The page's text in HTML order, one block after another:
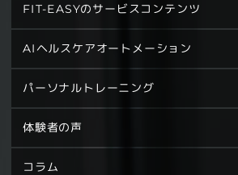
FIT-EASYのサービスコンテンツ
AIヘルスケアオートメーション
パーソナルトレーニング
体験者の声
コラム